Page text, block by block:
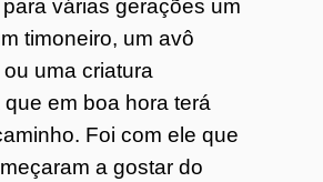
várias gerações um
timoneiro, um avô
ou uma criatura
em boa hora terá
Foi com ele que
a gostar do